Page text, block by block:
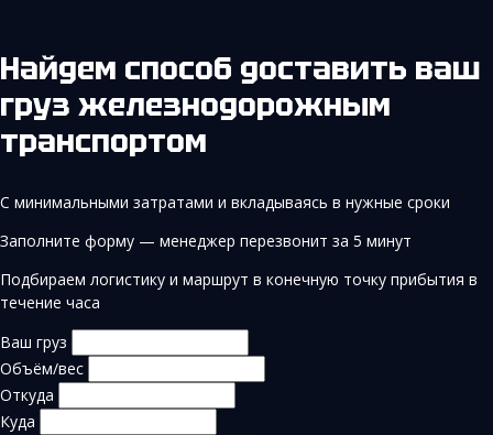
Найдем способ доставить ваш
груз железнодорожным
транспортом
С минимальными затратами и вкладываясь в нужные сроки
Заполните форму — менеджер перезвонит за 5 минут
Подбираем логистику и маршрут в конечную точку прибытия в
течение часа
Ваш груз
Объём/вес
Откуда
Куда